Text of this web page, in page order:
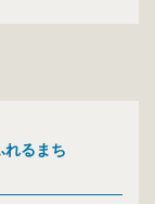
るまち